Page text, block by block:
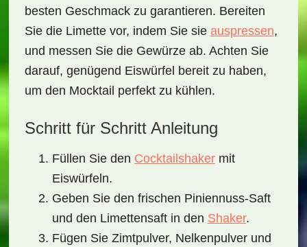
besten Geschmack zu garantieren. Bereiten
Sie die Limette vor, indem Sie sie auspressen,
und messen Sie die Gewürze ab. Achten Sie
darauf, genügend Eiswürfel bereit zu haben,
um den Mocktail perfekt zu kühlen.
Schritt für Schritt Anleitung
Füllen Sie den Cocktailshakermit
Eiswürfeln.
Geben Sie den frischen Piniennuss-Saft
und den Limettensaft in den Shaker.
Fügen Sie Zimtpulver, Nelkenpulver und